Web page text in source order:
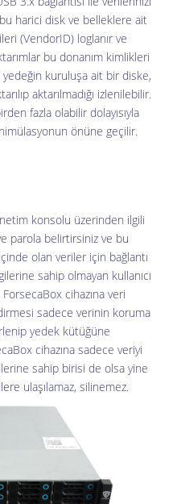
bu harici disk ve belleklere ait
(VendorID) loglanır ve
bu donanım kimlikleri
kuruluşa ait bir diske,
aktarılmadığı izlenilebilir.
fazla olabilir dolayısıyla
önüne geçilir.
konsolu üzerinden ilgili
parola belirtirsiniz ve bu
olan veriler için bağlantı
sahip olmayan kullanıcı
cihazına veri
sadece verinin koruma
yedek kütüğüne
cihazına sadece veriyi
sahip birisi de olsa yine
ulaşılamaz, silinemez.